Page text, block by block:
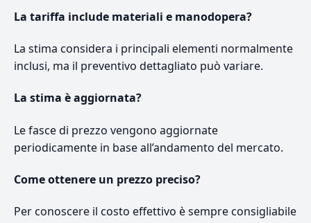
La tariffa include materiali e manodopera?
La stima considera i principali elementi normalmente
inclusi, ma il preventivo dettagliato può variare.
La stima è aggiornata?
Le fasce di prezzo vengono aggiornate
periodicamente in base all’andamento del mercato.
Come ottenere un prezzo preciso?
Per conoscere il costo effettivo è sempre consigliabile